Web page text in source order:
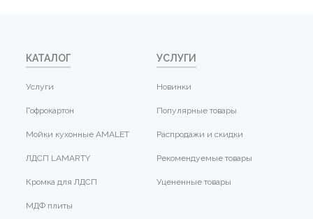
КАТАЛОГ
Услуги
Гофрокартон
Мойки кухонные AMALET
ЛДСП LAMARTY
Кромка для ЛДСП
МДФ плиты
УСЛУГИ
Новинки
Популярные товары
Распродажи и скидки
Рекомендуемые товары
Уцененные товары